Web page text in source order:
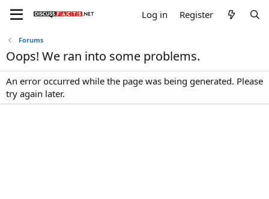
Log in Register
Forums
Oops! We ran into some problems.
An error occurred while the page was being generated. Please
try again later.